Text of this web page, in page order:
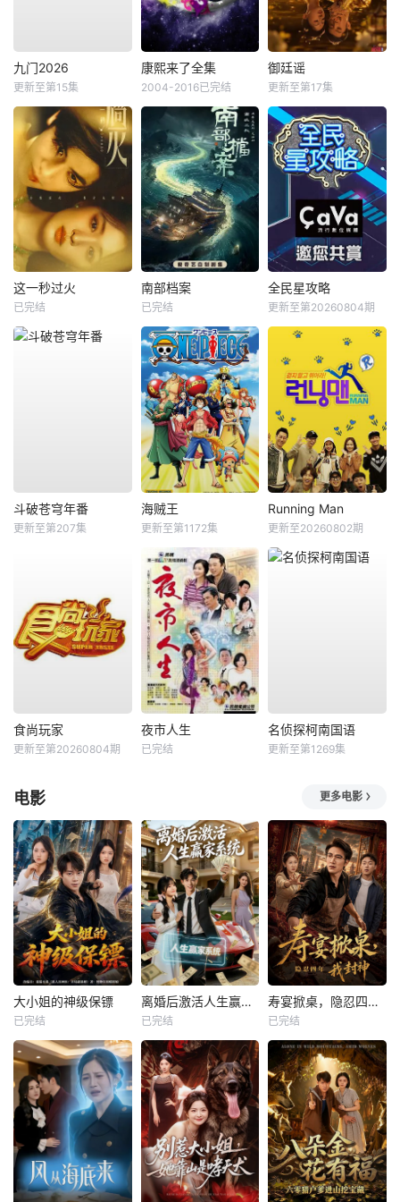
九门2026
更新至第15集
康熙来了全集
2004-2016已完结
御廷谣
更新至第17集
这一秒过火
已完结
南部档案
已完结
全民星攻略
更新至第20260804期
斗破苍穹年番
更新至第207集
海贼王
更新至第1172集
Running Man
更新至20260802期
食尚玩家
更新至第20260804期
夜市人生
已完结
名侦探柯南国语
更新至第1269集
电影 更多电影
大小姐的神级保镖
已完结
离婚后激活人生赢家系统
已完结
寿宴掀桌，隐忍四年我封神
已完结